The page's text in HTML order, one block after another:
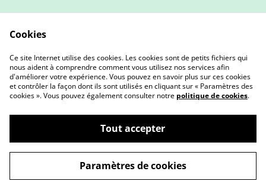
Conditions générales
confidentialité
Cookies
©2026AETY Créa
powered by
Cookies
Ce site Internet utilise des cookies. Les cookies sont de petits fichiers qui
nous aident à comprendre comment vous utilisez nos services afin
d'améliorer votre expérience. Vous pouvez en savoir plus sur ces cookies
et contrôler la façon dont ils sont utilisés en cliquant sur « Paramètres des
cookies ». Vous pouvez également consulter notre politique de cookies.
Tout accepter
Paramètres de cookies